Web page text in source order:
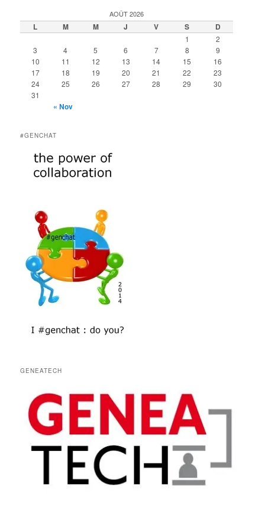
AOÛT 2026
L M M J V S D
1
2
3
4 5 6 7 8
9
10
11 12 13 14 15
16
17
18 19 20 21 22
23
24
25 26 27 28 29
30
31
« Nov
#GENCHAT
GENEATECH